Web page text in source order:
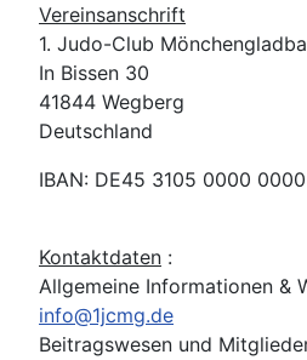
Vereinsanschrift
1. Judo-Club
In Bissen 30
41844 Wegberg
Deutschland
IBAN: DE45 3105 0000
Kontaktdaten :
Allgemeine Informationen &
info@1jcmg.de
Beitragswesen und